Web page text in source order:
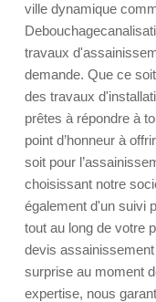
ville dynamique
travaux
demande. Que ce
des travaux
prêtes à répondre à
point d’honneur à
soit pour
choisissant notre
également d'un suivi
tout au long de votre
devis assainissement
surprise au moment
expertise, nous